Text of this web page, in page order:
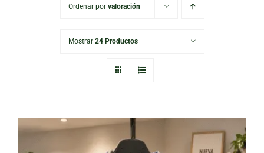
Ordenar por valoración
Mostrar 24 Productos